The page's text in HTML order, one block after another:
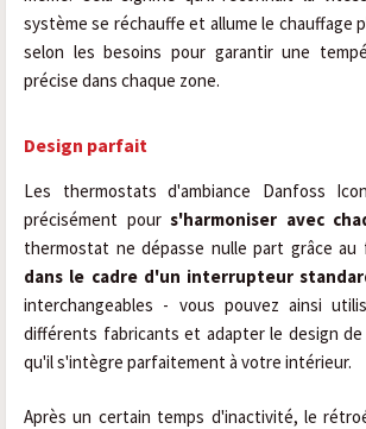
système se réchauffe et allume le chauffage
selon les besoins pour garantir une
précise dans chaque zone.
Design parfait
Les thermostats d'ambiance Danfoss
précisément pour s'harmoniser avec
thermostat ne dépasse nulle part grâce au
dans le cadre d'un interrupteur
interchangeables - vous pouvez ainsi
différents fabricants et adapter le design
qu'il s'intègre parfaitement à votre intérieur.
Après un certain temps d'inactivité, le